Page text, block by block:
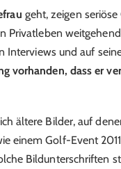
geht, zeigen
Privatleben
Interviews und auf
vorhanden, dass er
ältere Bilder, auf
einem Golf-Event
Bildunterschriften